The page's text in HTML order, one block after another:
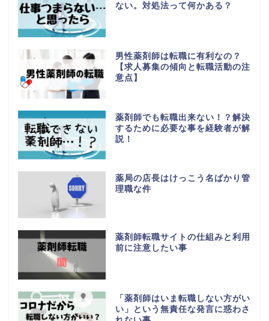
ない。対処法って何かある？
男性薬剤師は転職に有利なの？
【求人募集の傾向と転職活動の注
意点】
薬剤師でも転職出来ない！？解決
するために必要な事を経験者が解
説！
薬局の店長はけっこう名ばかり管
理職な件
薬剤師転職サイトの仕組みと利用
前に注意したい事
「薬剤師はいま転職しない方がい
い」という無責任な発言に惑わさ